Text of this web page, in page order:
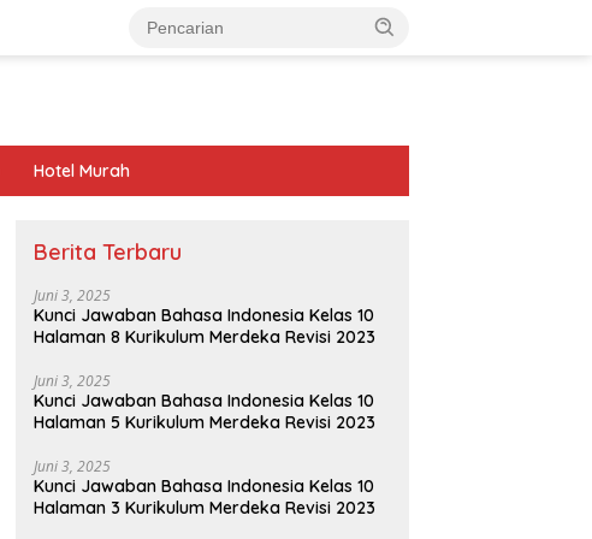
Hotel Murah
Berita Terbaru
Juni 3, 2025
Kunci Jawaban Bahasa Indonesia Kelas 10
Halaman 8 Kurikulum Merdeka Revisi 2023
Juni 3, 2025
Kunci Jawaban Bahasa Indonesia Kelas 10
Halaman 5 Kurikulum Merdeka Revisi 2023
Juni 3, 2025
Kunci Jawaban Bahasa Indonesia Kelas 10
Halaman 3 Kurikulum Merdeka Revisi 2023